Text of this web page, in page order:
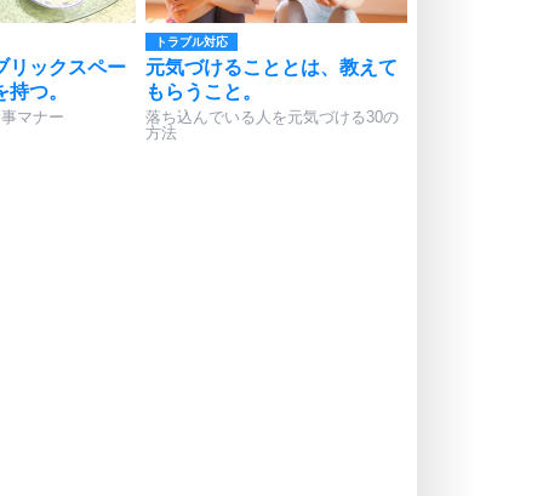
リックスペー
つ。
マナー
トラブル対応
元気づけることとは、教えて
もらうこと。
落ち込んでいる人を元気づける30の
方法